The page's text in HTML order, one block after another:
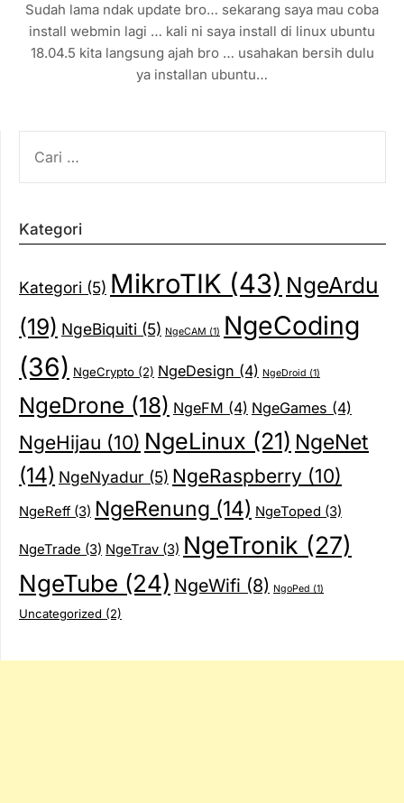
Sudah lama ndak update bro… sekarang saya mau coba
install webmin lagi … kali ni saya install di linux ubuntu
18.04.5 kita langsung ajah bro … usahakan bersih dulu
ya installan ubuntu…
UNTUK:
Kategori
Kategori (5) MikroTIK (43) NgeArdu
(19) NgeBiquiti (5) NgeCAM (1) NgeCoding
(36) NgeCrypto (2) NgeDesign (4) NgeDroid (1)
NgeDrone (18) NgeFM (4) NgeGames (4)
NgeHijau (10) NgeLinux (21) NgeNet
(14) NgeNyadur (5) NgeRaspberry (10)
NgeReff (3) NgeRenung (14) NgeToped (3)
NgeTrade (3) NgeTrav (3) NgeTronik (27)
NgeTube (24) NgeWifi (8) NgoPed (1)
Uncategorized (2)